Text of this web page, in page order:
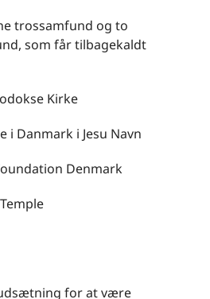
trossamfund og to
som får tilbagekaldt
Kirke
i Danmark i Jesu Navn
Denmark
for at være